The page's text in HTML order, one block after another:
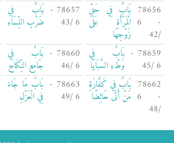
78656
- 6
/42
بَابٌ فِي حَقِّ
الْمَرْأَةِ عَلَى
زَوْجِهَا
78657 -
6 /43
بَابٌ فِي
ضَرْبِ النِّسَاءِ
78659 -
6 /45
بَابٌ فِي
وَطْءِ السَّبَايَا
78660 -
6 /46
بَابٌ فِي
جَامِعِ النِّكَاحِ
78662
- 6
/48
بَابٌ فِي كَفَّارَةِ
مَنْ أَتَى حَائِضًا
78663 -
6 /49
بَابُ مَا جَاءَ
فِي الْعَزْلِ